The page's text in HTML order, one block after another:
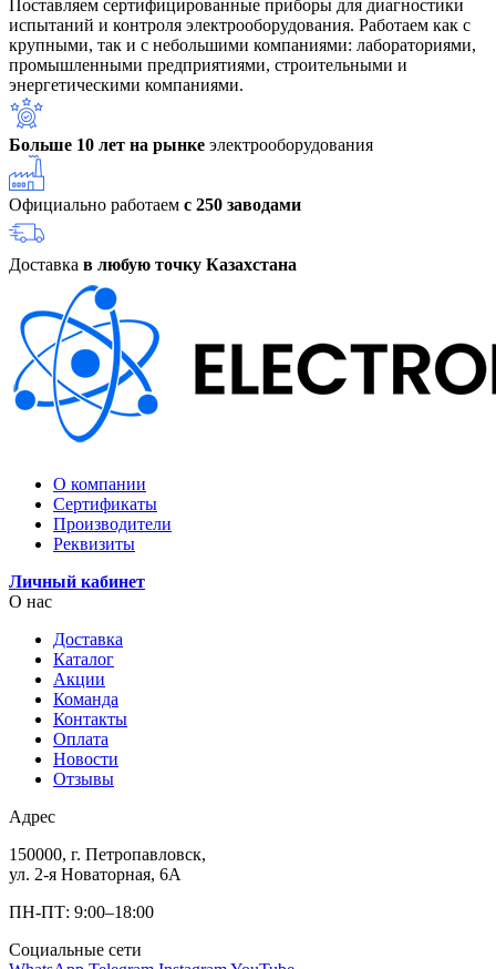
Поставляем сертифицированные приборы для диагностики
испытаний и контроля электрооборудования. Работаем как с
крупными, так и с небольшими компаниями: лабораториями,
промышленными предприятиями, строительными и
энергетическими компаниями.
Больше 10 лет на рынке электрооборудования
Официально работаем с 250 заводами
Доставка в любую точку Казахстана
О компании
Сертификаты
Производители
Реквизиты
Личный кабинет
О нас
Доставка
Каталог
Акции
Команда
Контакты
Оплата
Новости
Отзывы
Адрес
150000, г. Петропавловск,
ул. 2-я Новаторная, 6А
ПН-ПТ: 9:00–18:00
Социальные сети